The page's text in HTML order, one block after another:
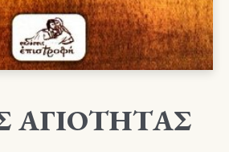
ΑΓΙΟΤΗΤΑΣ